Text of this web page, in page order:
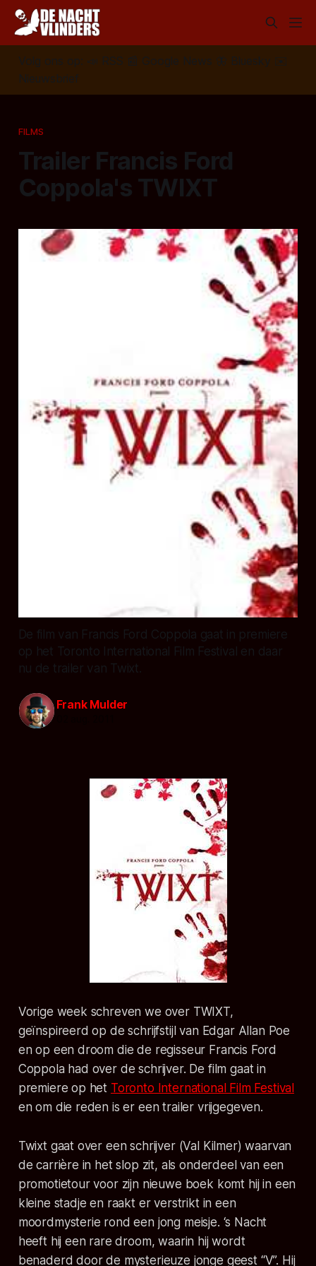
Volg ons op: 📣 RSS 📰 Google News 🦋 Bluesky
✉️
Nieuwsbrief
FILMS
Trailer Francis Ford
Coppola's TWIXT
De film van Francis Ford Coppola gaat in premiere
op het Toronto International Film Festival en daar
nu de trailer van Twixt.
Frank Mulder
Vorige week schreven we over TWIXT,
geïnspireerd op de schrijfstijl van Edgar Allan Poe
en op een droom die de regisseur Francis Ford
Coppola had over de schrijver. De film gaat in
premiere op het Toronto International Film Festival
en om die reden is er een trailer vrijgegeven.
Twixt gaat over een schrijver (Val Kilmer) waarvan
de carrière in het slop zit, als onderdeel van een
promotietour voor zijn nieuwe boek komt hij in een
kleine stadje en raakt er verstrikt in een
moordmysterie rond een jong meisje. ‘s Nacht
heeft hij een rare droom, waarin hij wordt
benaderd door de mysterieuze jonge geest “V”. Hij